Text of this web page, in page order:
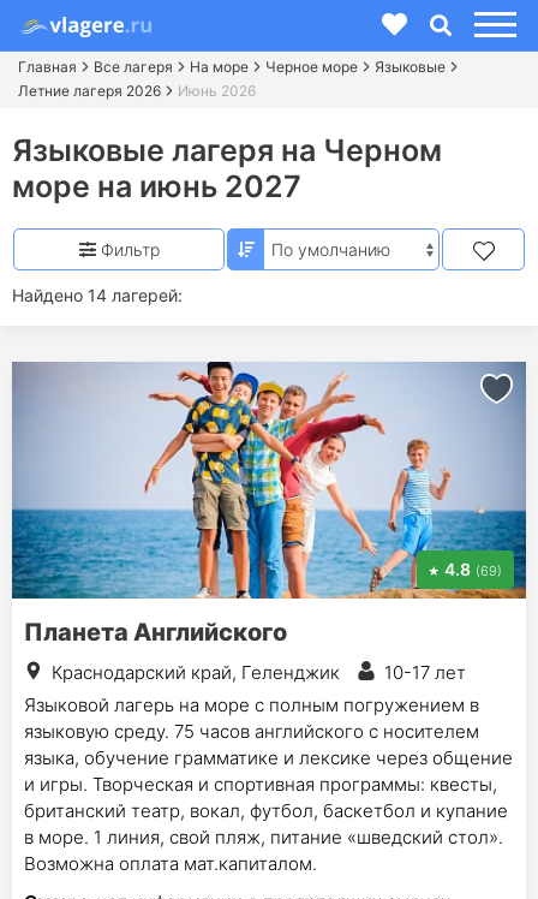
Главная Все лагеря На море Черное море
Языковые
Летние лагеря 2026
Июнь 2026
Языковые лагеря на Черном
море на июнь 2027
Найдено 14 лагерей:
Фильтр
4.8 (69)
Планета Английского
Краснодарский край, Геленджик
10-17 лет
Языковой лагерь на море с полным погружением в
языковую среду. 75 часов английского с носителем
языка, обучение грамматике и лексике через общение
и игры. Творческая и спортивная программы: квесты,
британский театр, вокал, футбол, баскетбол и купание
в море. 1 линия, свой пляж, питание «шведский стол».
Возможна оплата мат.капиталом.